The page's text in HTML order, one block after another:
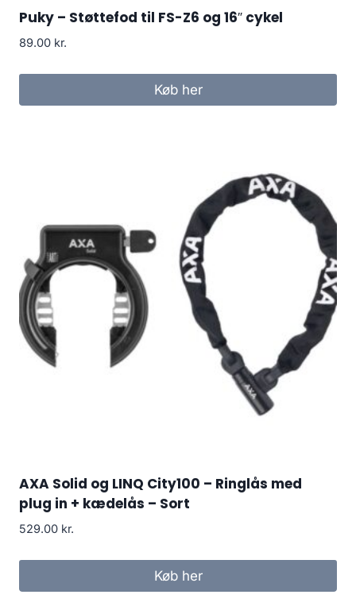
Puky – Støttefod til FS-Z6 og 16″ cykel
89.00 kr.
Køb her
AXA Solid og LINQ City100 – Ringlås med
plug in + kædelås – Sort
529.00 kr.
Køb her